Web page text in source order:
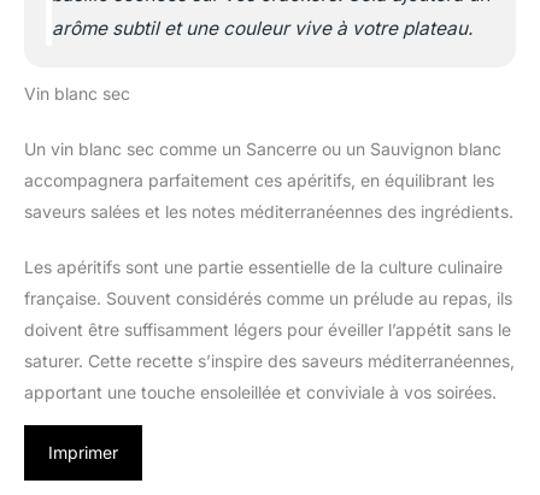
arôme subtil et une couleur vive à votre plateau.
Vin blanc sec
Un vin blanc sec comme un Sancerre ou un Sauvignon blanc
accompagnera parfaitement ces apéritifs, en équilibrant les
saveurs salées et les notes méditerranéennes des ingrédients.
Les apéritifs sont une partie essentielle de la culture culinaire
française. Souvent considérés comme un prélude au repas, ils
doivent être suffisamment légers pour éveiller l’appétit sans le
saturer. Cette recette s’inspire des saveurs méditerranéennes,
apportant une touche ensoleillée et conviviale à vos soirées.
Imprimer